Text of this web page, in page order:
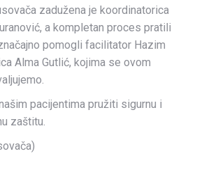
zadužena je koordinatorica
a kompletan proces pratili
pomogli facilitator Hazim
Alma Gutlić, kojima se ovom
pacijentima pružiti sigurnu i
zaštitu.